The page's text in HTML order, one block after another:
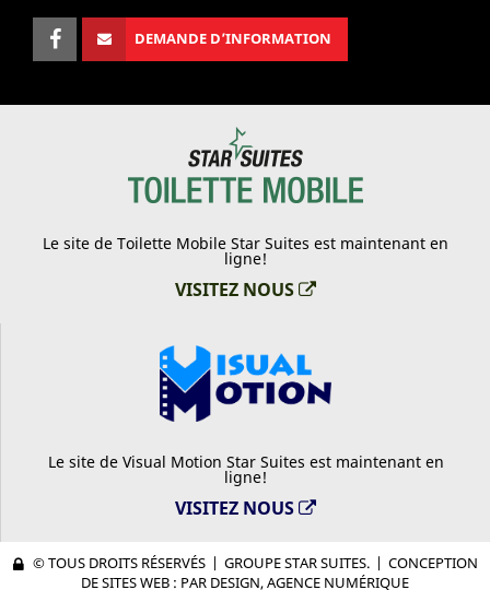
DEMANDE D’INFORMATION
Le site de Toilette Mobile Star Suites est maintenant en
ligne!
VISITEZ NOUS
Le site de Visual Motion Star Suites est maintenant en
ligne!
VISITEZ NOUS
© TOUS DROITS RÉSERVÉS | GROUPE STAR SUITES. | CONCEPTION
DE SITES WEB : PAR DESIGN, AGENCE NUMÉRIQUE